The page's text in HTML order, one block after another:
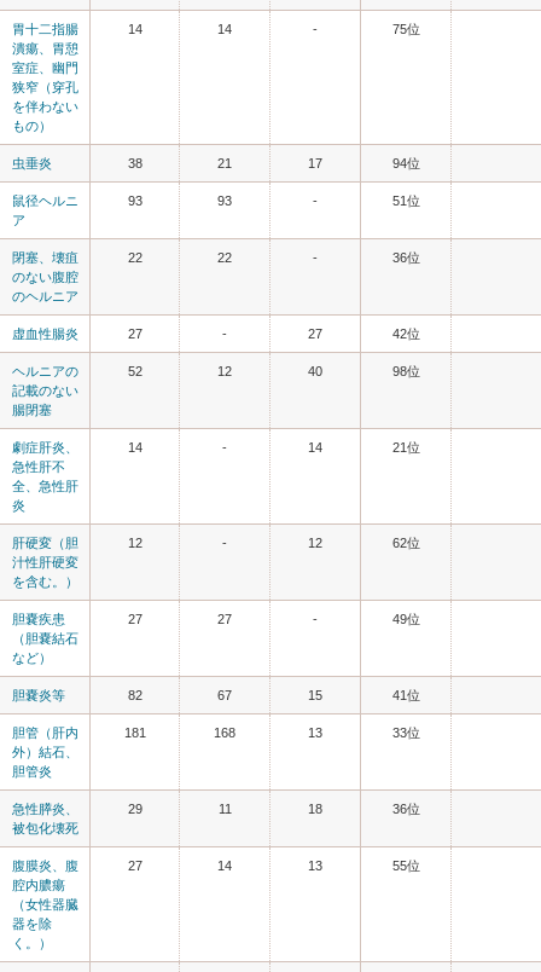
胃十二指腸
潰瘍、胃憩
室症、幽門
狭窄（穿孔
を伴わない
もの）
14 14 - 75位
虫垂炎 38 21 17 94位
鼠径ヘルニ
ア
93 93 - 51位
閉塞、壊疽
のない腹腔
のヘルニア
22 22 - 36位
虚血性腸炎 27 - 27 42位
ヘルニアの
記載のない
腸閉塞
52 12 40 98位
劇症肝炎、
急性肝不
全、急性肝
炎
14 - 14 21位
肝硬変（胆
汁性肝硬変
を含む。）
12 - 12 62位
胆嚢疾患
（胆嚢結石
など）
27 27 - 49位
胆嚢炎等 82 67 15 41位
胆管（肝内
外）結石、
胆管炎
181 168 13 33位
急性膵炎、
被包化壊死
29 11 18 36位
腹膜炎、腹
腔内膿瘍
（女性器臓
器を除
く。）
27 14 13 55位